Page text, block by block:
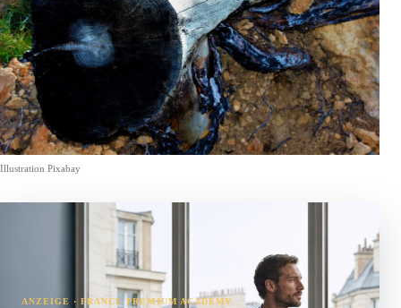
Illustration Pixabay
ANZEIGE · FRANCE PREMIUM ACADEMY